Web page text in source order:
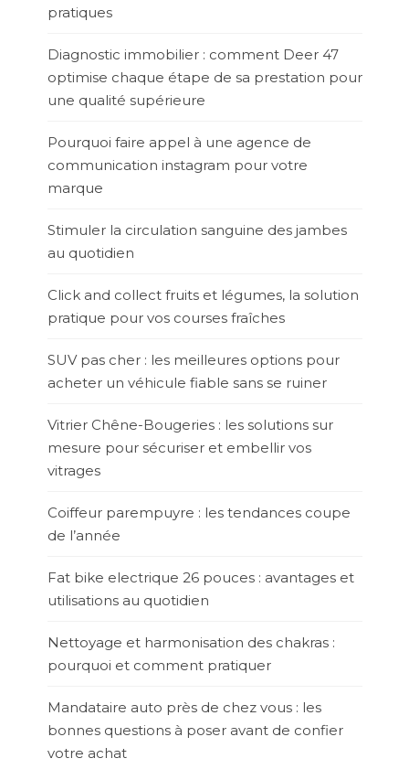
pratiques
Diagnostic immobilier : comment Deer 47
optimise chaque étape de sa prestation pour
une qualité supérieure
Pourquoi faire appel à une agence de
communication instagram pour votre
marque
Stimuler la circulation sanguine des jambes
au quotidien
Click and collect fruits et légumes, la solution
pratique pour vos courses fraîches
SUV pas cher : les meilleures options pour
acheter un véhicule fiable sans se ruiner
Vitrier Chêne-Bougeries : les solutions sur
mesure pour sécuriser et embellir vos
vitrages
Coiffeur parempuyre : les tendances coupe
de l’année
Fat bike electrique 26 pouces : avantages et
utilisations au quotidien
Nettoyage et harmonisation des chakras :
pourquoi et comment pratiquer
Mandataire auto près de chez vous : les
bonnes questions à poser avant de confier
votre achat